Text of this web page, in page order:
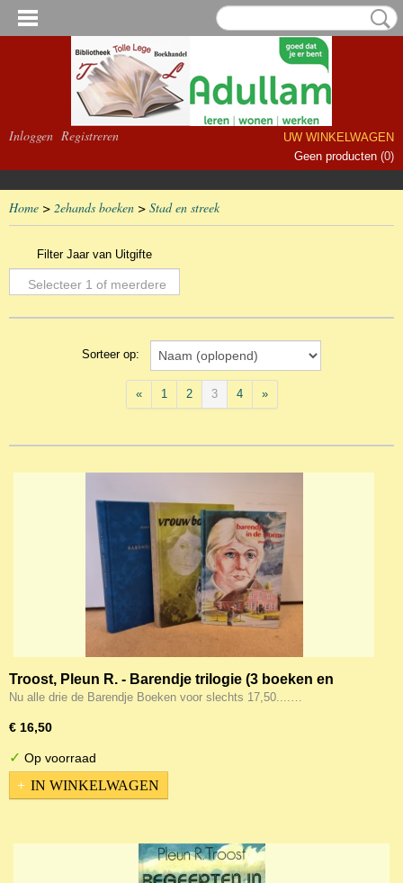
Inloggen Registreren
UW WINKELWAGEN
Geen producten (0)
Home > 2ehands boeken > Stad en streek
Filter Jaar van Uitgifte
Selecteer 1 of meerdere
Sorteer op:
« 1 2 3 4 »
Troost, Pleun R. - Barendje trilogie (3 boeken en
compleet)
Nu alle drie de Barendje Boeken voor slechts 17,50....…
€ 16,50
✓ Op voorraad
IN WINKELWAGEN